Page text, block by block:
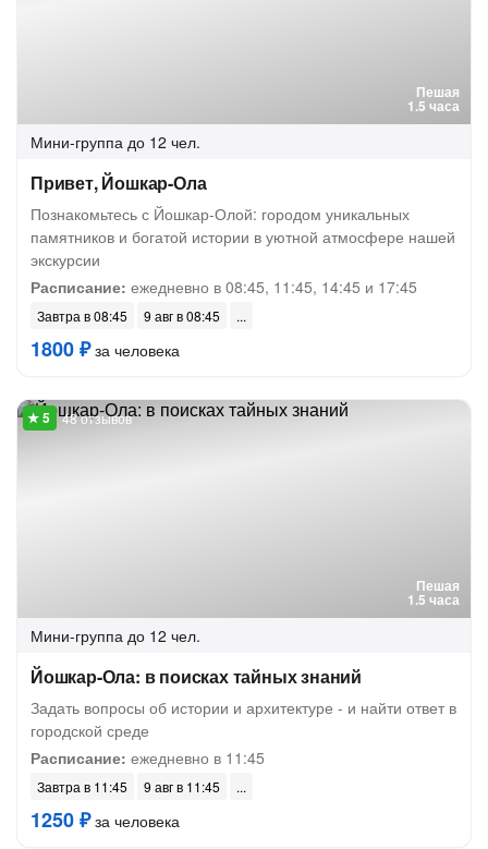
Пешая
1.5 часа
Мини-группа до 12 чел.
Привет, Йошкар-Ола
Познакомьтесь с Йошкар-Олой: городом уникальных
памятников и богатой истории в уютной атмосфере нашей
экскурсии
Расписание: ежедневно в 08:45, 11:45, 14:45 и 17:45
Завтра в 08:45 9 авг в 08:45
1800 ₽за человека
Пешая
1.5 часа
48 отзывов
Мини-группа до 12 чел.
Йошкар-Ола: в поисках тайных знаний
Задать вопросы об истории и архитектуре - и найти ответ в
городской среде
Расписание: ежедневно в 11:45
Завтра в 11:45 9 авг в 11:45
1250 ₽за человека